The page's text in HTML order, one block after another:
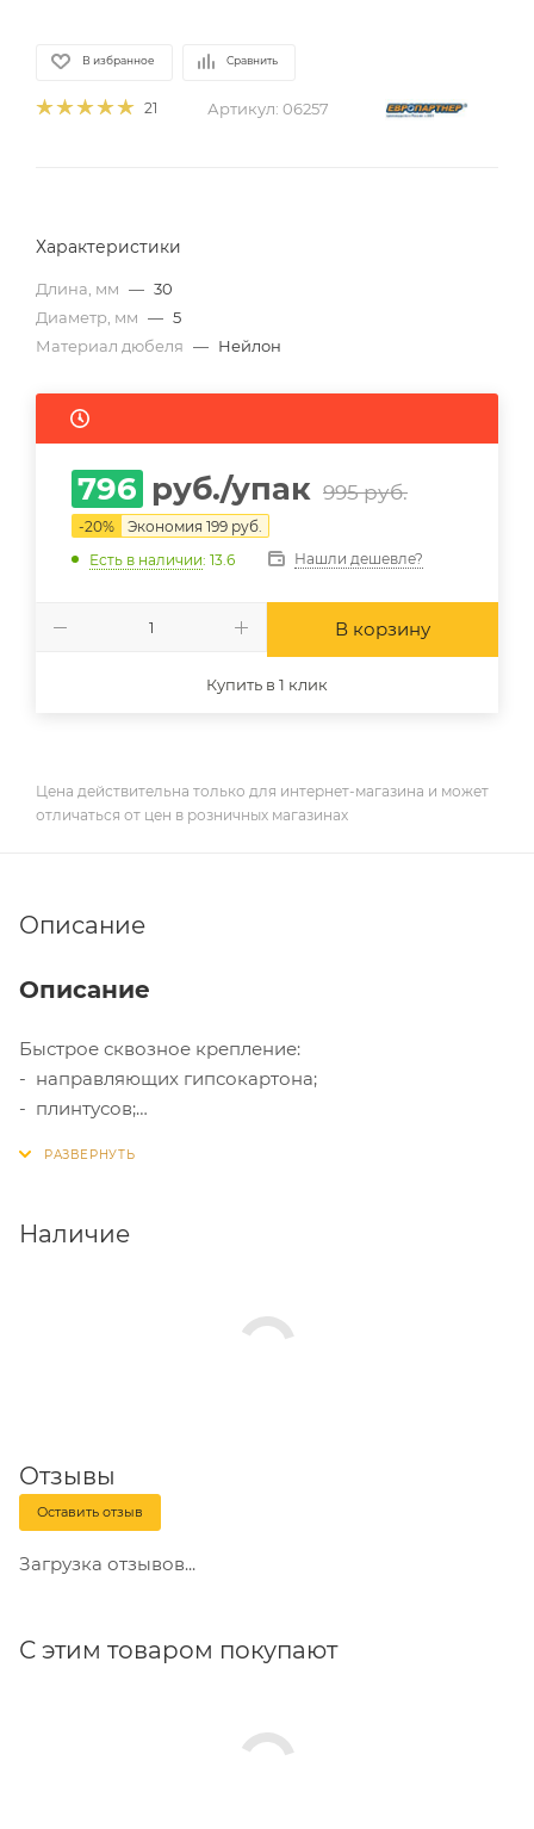
В избранное Сравнить
21 Артикул: 06257
Характеристики
Длина, мм — 30
Диаметр, мм — 5
Материал дюбеля — Нейлон
796 руб./упак 995руб.
-20% Экономия 199 руб.
Есть в наличии: 13.6 Нашли дешевле?
В корзину
Купить в 1 клик
Цена действительна только для интернет-магазина и может
отличаться от цен в розничных магазинах
Описание
Описание
Быстрое сквозное крепление:
- направляющих гипсокартона;
- плинтусов;
Резьбовой гвоздь заранее установлен в дюбель.
- большая нерабочая часть дюбеля, позволяющая
Наличие
Отзывы
Оставить отзыв
Загрузка отзывов...
С этим товаром покупают